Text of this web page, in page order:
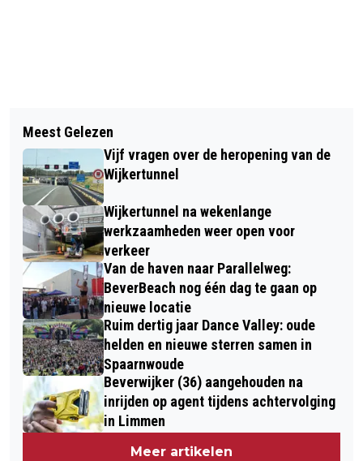
STUDENTEN NOVA COLLEGE
MYTALENT DELEN KERSTBROOD EN
SOEP UIT AAN DAK- EN THUISLOZEN
CDA BEVERWIJK/WIJK AAN ZEE
PRESENTEERT
VERKIEZINGSPROGRAMMA EN
NIEUWE LIJSTTREKKER
Meest Gelezen
Vijf vragen over de heropening van de
Wijkertunnel
Wijkertunnel na wekenlange
werkzaamheden weer open voor
verkeer
Van de haven naar Parallelweg:
BeverBeach nog één dag te gaan op
nieuwe locatie
Ruim dertig jaar Dance Valley: oude
helden en nieuwe sterren samen in
Spaarnwoude
Beverwijker (36) aangehouden na
inrijden op agent tijdens achtervolging
in Limmen
Meer artikelen